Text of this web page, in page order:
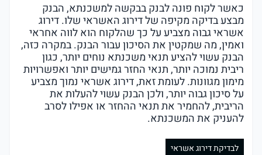
כאשר לקוח פונה לבנק בבקשה למשכנתא, הבנק
מבצע בדיקה מקיפה של דירוג האשראי שלו. דירוג
אשראי גבוה מצביע על כך שהלקוח הוא לווה אחראי
ואמין, מה שמקטין את הסיכון עבור הבנק. במקרה כזה,
הבנק עשוי להציע תנאי משכנתא נוחים יותר, כגון
ריבית נמוכה יותר, תנאי החזר גמישים יותר ואפשרויות
מימון מגוונות. לעומת זאת, דירוג אשראי נמוך מצביע
על סיכון גבוה יותר, ולכן הבנק עשוי להעלות את
הריבית, להחמיר את תנאי ההחזר או אפילו לסרב
להעניק את המשכנתא.
לבדיקת דירוג אשראי